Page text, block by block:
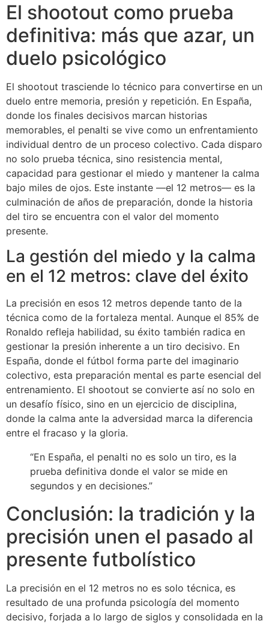
El shootout como prueba
definitiva: más que azar, un
duelo psicológico
El shootout trasciende lo técnico para convertirse en un
duelo entre memoria, presión y repetición. En España,
donde los finales decisivos marcan historias
memorables, el penalti se vive como un enfrentamiento
individual dentro de un proceso colectivo. Cada disparo
no solo prueba técnica, sino resistencia mental,
capacidad para gestionar el miedo y mantener la calma
bajo miles de ojos. Este instante —el 12 metros— es la
culminación de años de preparación, donde la historia
del tiro se encuentra con el valor del momento
presente.
La gestión del miedo y la calma
en el 12 metros: clave del éxito
La precisión en esos 12 metros depende tanto de la
técnica como de la fortaleza mental. Aunque el 85% de
Ronaldo refleja habilidad, su éxito también radica en
gestionar la presión inherente a un tiro decisivo. En
España, donde el fútbol forma parte del imaginario
colectivo, esta preparación mental es parte esencial del
entrenamiento. El shootout se convierte así no solo en
un desafío físico, sino en un ejercicio de disciplina,
donde la calma ante la adversidad marca la diferencia
entre el fracaso y la gloria.
“En España, el penalti no es solo un tiro, es la
prueba definitiva donde el valor se mide en
segundos y en decisiones.”
Conclusión: la tradición y la
precisión unen el pasado al
presente futbolístico
La precisión en el 12 metros no es solo técnica, es
resultado de una profunda psicología del momento
decisivo, forjada a lo largo de siglos y consolidada en la